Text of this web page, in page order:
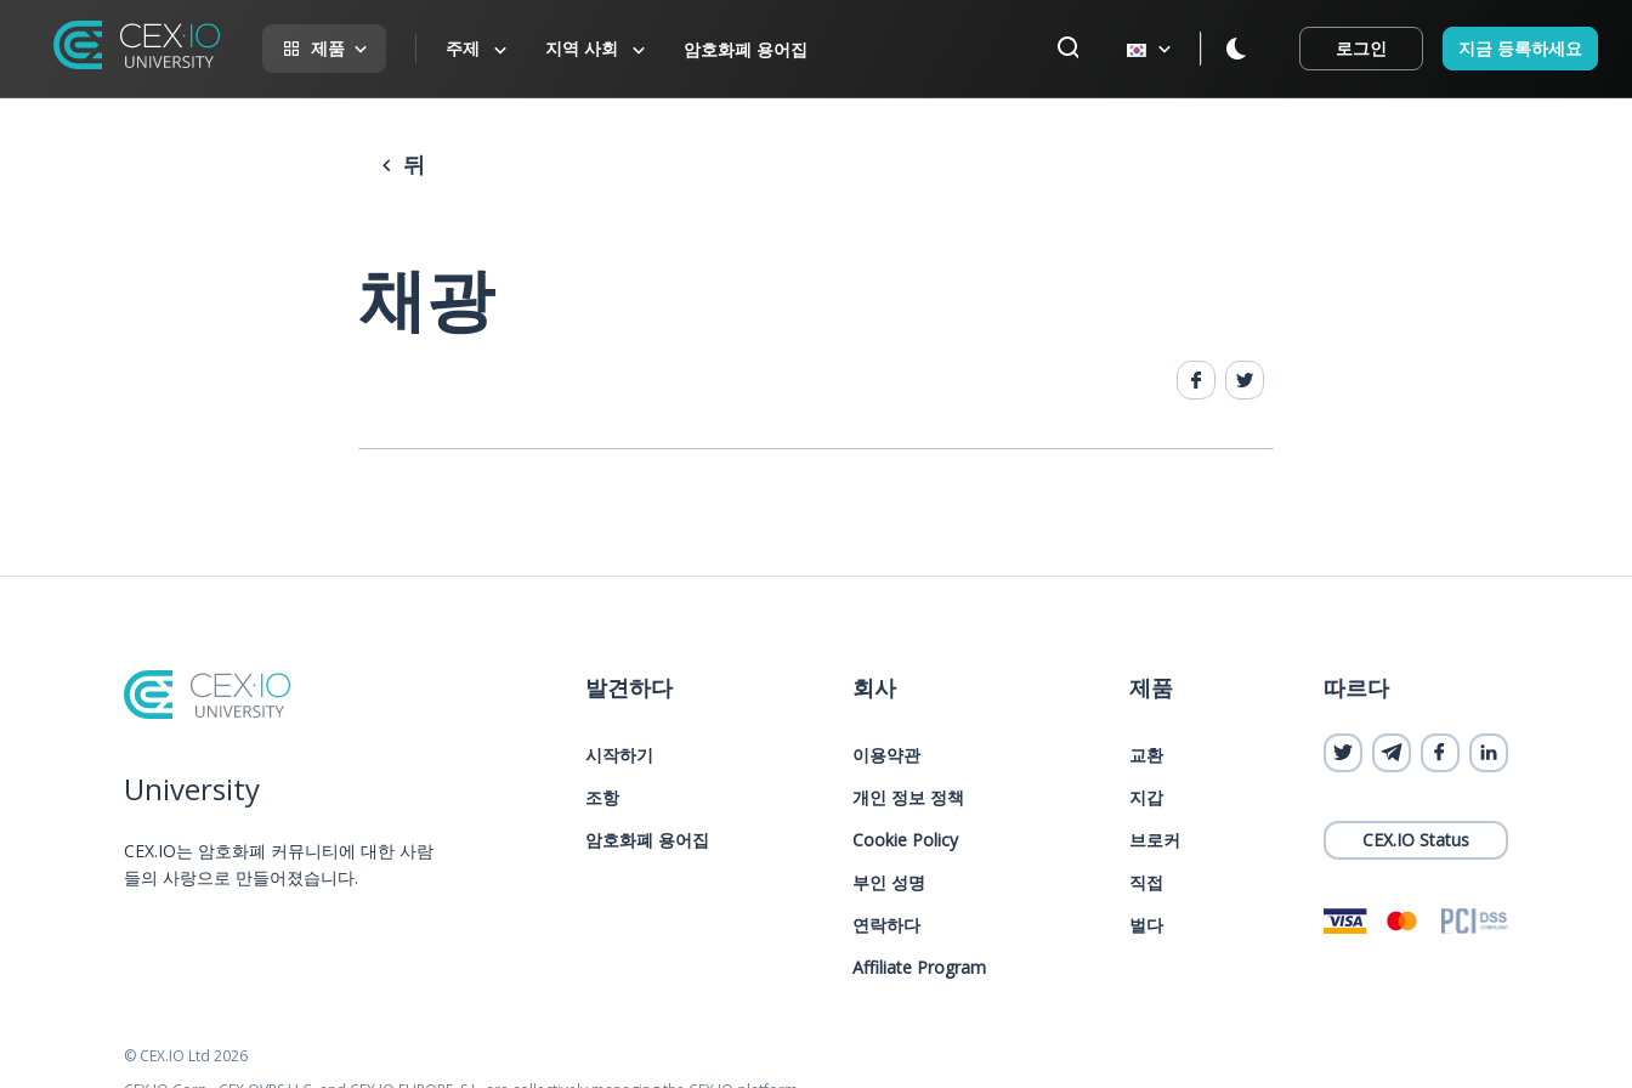
제품 주제 지역 사회 암호화폐 용어집 로그인 지금 등록하세요
뒤
채광
University
CEX.IO는 암호화폐 커뮤니티에 대한 사람
들의 사랑으로 만들어졌습니다.
발견하다
시작하기
조항
암호화폐 용어집
회사
이용약관
개인 정보 정책
Cookie Policy
부인 성명
연락하다
Affiliate Program
제품
교환
지갑
브로커
직접
벌다
따르다
CEX.IO Status
© CEX.IO Ltd 2026